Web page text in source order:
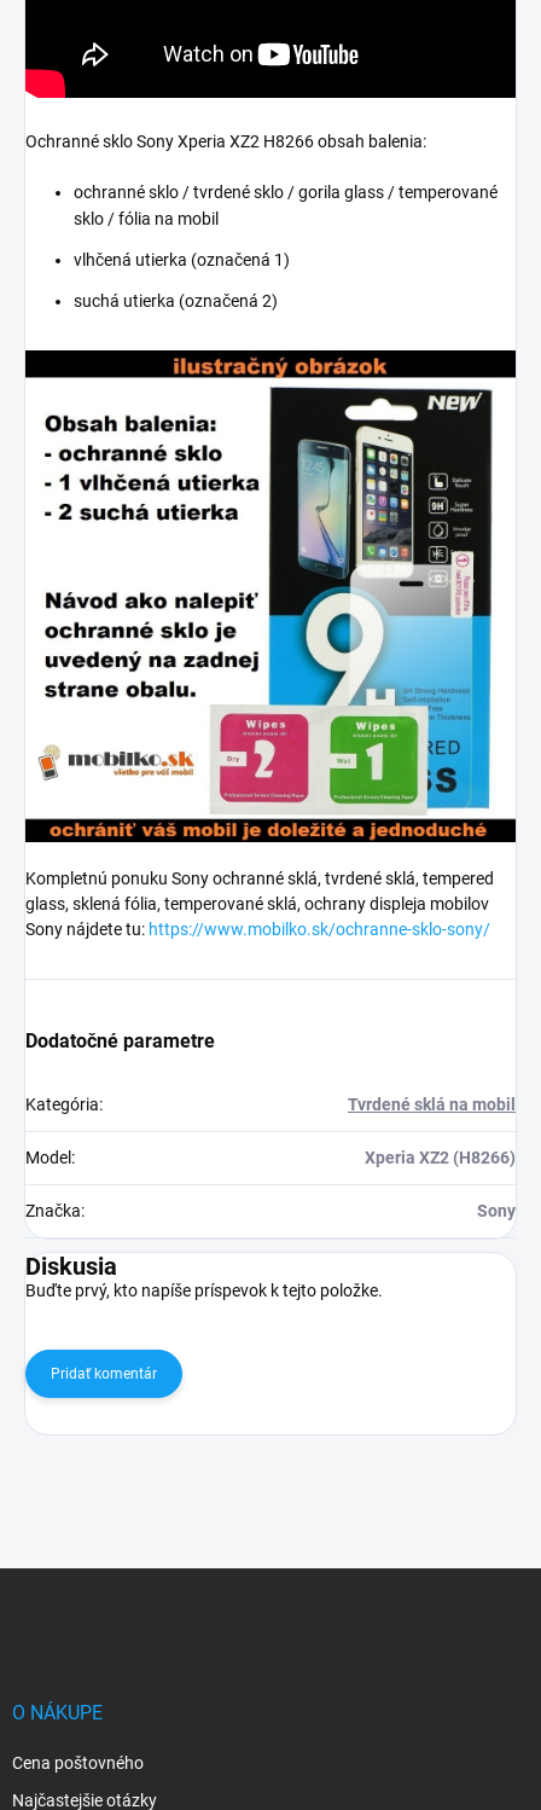
Ochranné sklo Sony Xperia XZ2 H8266 obsah balenia:
ochranné sklo / tvrdené sklo / gorila glass / temperované
sklo / fólia na mobil
vlhčená utierka (označená 1)
suchá utierka (označená 2)
Kompletnú ponuku Sony ochranné sklá, tvrdené sklá, tempered
glass, sklená fólia, temperované sklá, ochrany displeja mobilov
Sony nájdete tu: https://www.mobilko.sk/ochranne-sklo-sony/
Dodatočné parametre
Kategória: Tvrdené sklá na mobil
Model : Xperia XZ2 (H8266)
Značka: Sony
Diskusia
Buďte prvý, kto napíše príspevok k tejto položke.
Pridať komentár
O NÁKUPE
Cena poštovného
Najčastejšie otázky